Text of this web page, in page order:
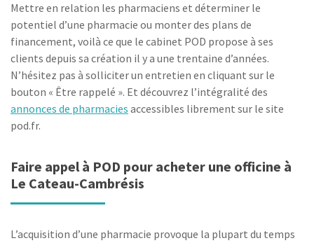
Mettre en relation les pharmaciens et déterminer le
potentiel d’une pharmacie ou monter des plans de
financement, voilà ce que le cabinet POD propose à ses
clients depuis sa création il y a une trentaine d’années.
N’hésitez pas à solliciter un entretien en cliquant sur le
bouton « Être rappelé ». Et découvrez l’intégralité des
annonces de pharmacies accessibles librement sur le site
pod.fr.
Faire appel à POD pour acheter une officine à
Le Cateau-Cambrésis
L’acquisition d’une pharmacie provoque la plupart du temps